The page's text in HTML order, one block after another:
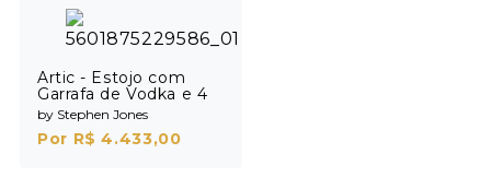
Artic - Estojo com
Garrafa de Vodka e 4
Shots
by Stephen Jones
Por R$ 4.433,00